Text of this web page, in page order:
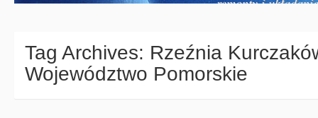
Tag Archives: Rzeźnia
Województwo Pomorskie